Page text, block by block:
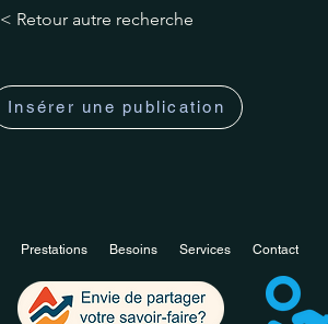
< Retour autre recherche
Insérer une publication
Prestations Besoins Services Contact